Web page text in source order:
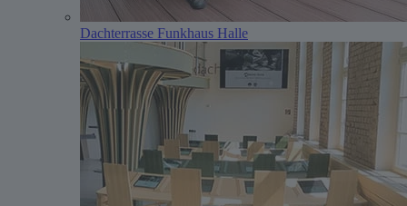
Dachterrasse Funkhaus Halle